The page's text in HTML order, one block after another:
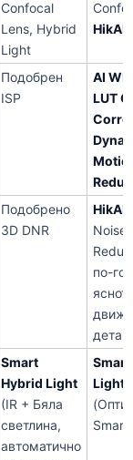
Confocal
Lens, Hybrid
Light
Подобрен
ISP
AI
LUT
Подобрено
3D DNR
Noise
по-
Smart
Hybrid Light
(IR + Бяла
светлина,
автоматично
Light